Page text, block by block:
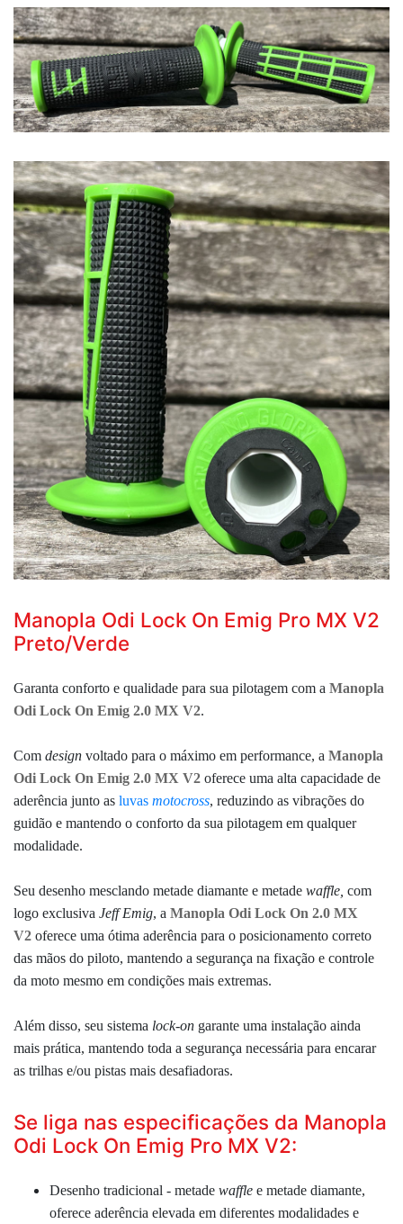
Manopla Odi Lock On Emig Pro MX V2
Preto/Verde
Garanta conforto e qualidade para sua pilotagem com a Manopla
Odi Lock On Emig 2.0 MX V2.
Com design voltado para o máximo em performance, a Manopla
Odi Lock On Emig 2.0 MX V2 oferece uma alta capacidade de
aderência junto as luvas motocross, reduzindo as vibrações do
guidão e mantendo o conforto da sua pilotagem em qualquer
modalidade.
Seu desenho mesclando metade diamante e metade waffle, com
logo exclusiva Jeff Emig, a Manopla Odi Lock On 2.0 MX
V2 oferece uma ótima aderência para o posicionamento correto
das mãos do piloto, mantendo a segurança na fixação e controle
da moto mesmo em condições mais extremas.
Além disso, seu sistema lock-on garante uma instalação ainda
mais prática, mantendo toda a segurança necessária para encarar
as trilhas e/ou pistas mais desafiadoras.
Se liga nas especificações da Manopla
Odi Lock On Emig Pro MX V2:
Desenho tradicional - metade waffle e metade diamante,
oferece aderência elevada em diferentes modalidades e